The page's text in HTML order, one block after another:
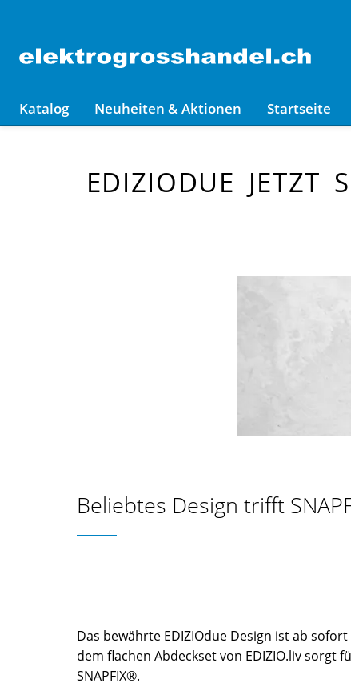
Katalog Neuheiten & Aktionen Startseite
EDIZIODUE JETZT
Beliebtes Design trifft
Das bewährte EDIZIOdue Design ist ab
dem flachen Abdeckset von EDIZIO.liv
SNAPFIX®.